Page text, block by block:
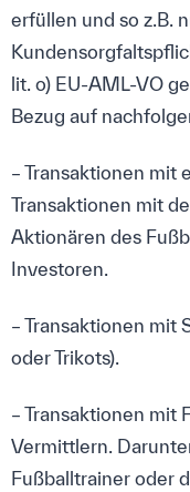
erfüllen und so z.B.
lit. o) EU-AML-VO
Bezug auf
– Transaktionen mit
Transaktionen mit
Aktionären des
Investoren.
– Transaktionen mit
oder Trikots).
– Transaktionen mit
Vermittlern.
Fußballtrainer oder